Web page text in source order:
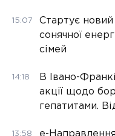
15:07
Стартує новий
сонячної
сімей
14:18
В Івано-
акції щодо
гепатитами.
13:58
е-